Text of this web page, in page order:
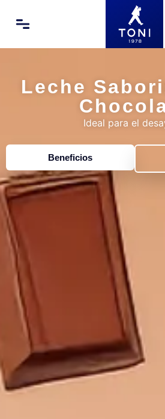
Leche
Ideal para el
Beneficios